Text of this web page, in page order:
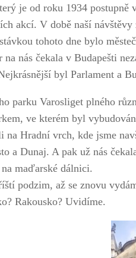
je od roku 1934 postupně
akcí. V době naší
tohoto dne bylo
nás čekala v Budapešti
byl Parlament a
parku Varosliget plného
ve kterém byl
na Hradní vrch, kde jsme
a Dunaj. A pak už nás
maďarské dálnici.
podzim, až se znovu
Rakousko? Uvidíme.